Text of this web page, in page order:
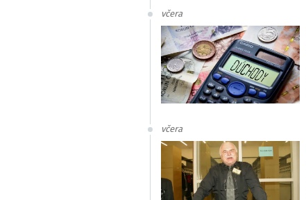
včera
včera